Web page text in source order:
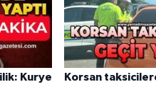
Kurye
Korsan